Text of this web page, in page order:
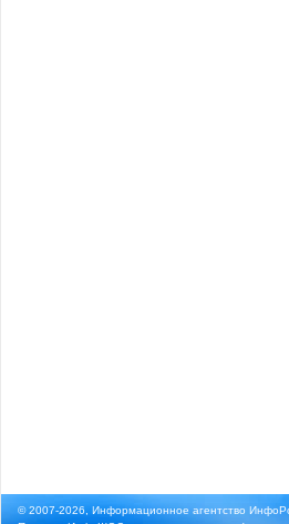
© 2007-2026, Информационное агентство